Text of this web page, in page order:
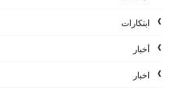
ابتكارات
أخبار
اخبار